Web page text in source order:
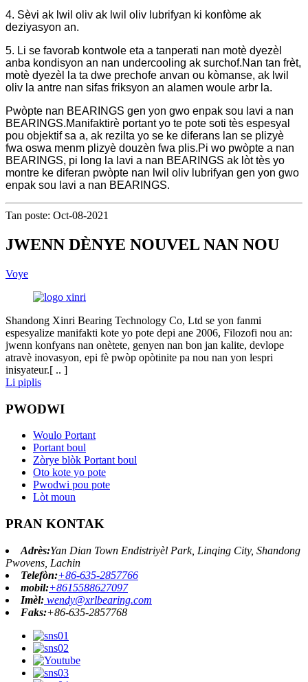
4. Sèvi ak lwil oliv ak lwil oliv lubrifyan ki konfòme ak
deziyasyon an.
5. Li se favorab kontwole eta a tanperati nan motè dyezèl
anba kondisyon an nan undercooling ak surchof.Nan tan frèt,
motè dyezèl la ta dwe prechofe anvan ou kòmanse, ak lwil
oliv la antre nan sifas friksyon an alamen woule arbr la.
Pwòpte nan BEARINGS gen yon gwo enpak sou lavi a nan
BEARINGS.Manifaktirè portant yo te pote soti tès espesyal
pou objektif sa a, ak rezilta yo se ke diferans lan se plizyè
fwa oswa menm plizyè douzèn fwa plis.Pi wo pwòpte a nan
BEARINGS, pi long la lavi a nan BEARINGS ak lòt tès yo
montre ke diferan pwòpte nan lwil oliv lubrifyan gen yon gwo
enpak sou lavi a nan BEARINGS.
Tan poste: Oct-08-2021
JWENN DÈNYE NOUVEL NAN NOU
Voye
Shandong Xinri Bearing Technology Co, Ltd se yon fanmi
espesyalize manifakti kote yo pote depi ane 2006, Filozofi nou an:
jwenn konfyans nan onètete, genyen nan bon jan kalite, devlope
atravè inovasyon, epi fè pwòp opòtinite pa nou nan yon lespri
inisyateur.[ .. ]
Li piplis
PWODWI
Woulo Portant
Portant boul
Zòrye blòk Portant boul
Oto kote yo pote
Pwodwi pou pote
Lòt moun
PRAN KONTAK
Adrès:Yan Dian Town Endistriyèl Park, Linqing City, Shandong
Pwovens, Lachin
Telefòn:+86-635-2857766
mobil:+8615588627097
Imèl: wendy@xrlbearing.com
Faks:+86-635-2857768